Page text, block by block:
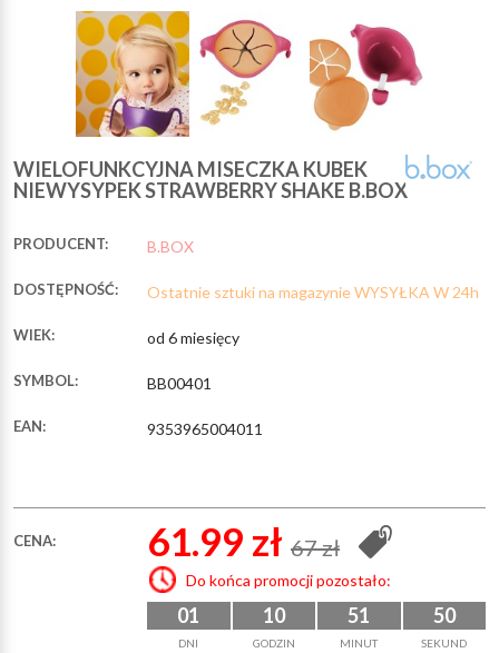
WIELOFUNKCYJNA MISECZKA KUBEK
NIEWYSYPEK STRAWBERRY SHAKE B.BOX
PRODUCENT: B.BOX
DOSTĘPNOŚĆ: Ostatnie sztuki na magazynie WYSYŁKA W 24h
WIEK: od 6 miesięcy
SYMBOL: BB00401
EAN: 9353965004011
CENA: 61.99 zł 67 zł
Do końca promocji pozostało:
01
DNI
10
GODZIN
51
MINUT
49
SEKUND